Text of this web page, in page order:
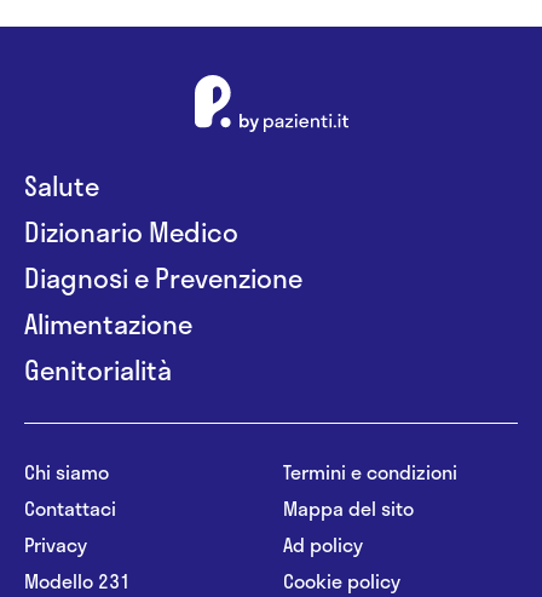
Salute
Dizionario Medico
Diagnosi e Prevenzione
Alimentazione
Genitorialità
Chi siamo
Contattaci
Privacy
Modello 231
Termini e condizioni
Mappa del sito
Ad policy
Cookie policy